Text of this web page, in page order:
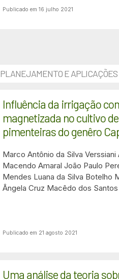
Publicado em 16 julho 2021
PLANEJAMENTO E
Influência da irrigação
magnetizada no cultivo de
pimenteiras do genêro
Marco Antônio da Silva Verssiani
Macendo Amaral João Paulo
Mendes Luana da Silva Botelho
Ângela Cruz Macêdo dos Santos
Publicado em 21 agosto 2021
Uma análise da teoria